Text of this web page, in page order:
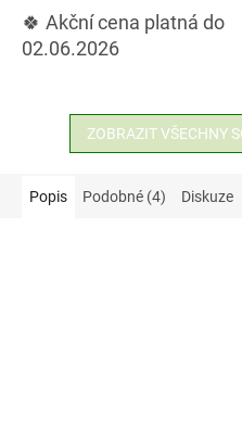
🍀 Akční cena platná do
02.06.2026
ZOBRAZIT VŠECHNY
Popis Podobné (4) Diskuze